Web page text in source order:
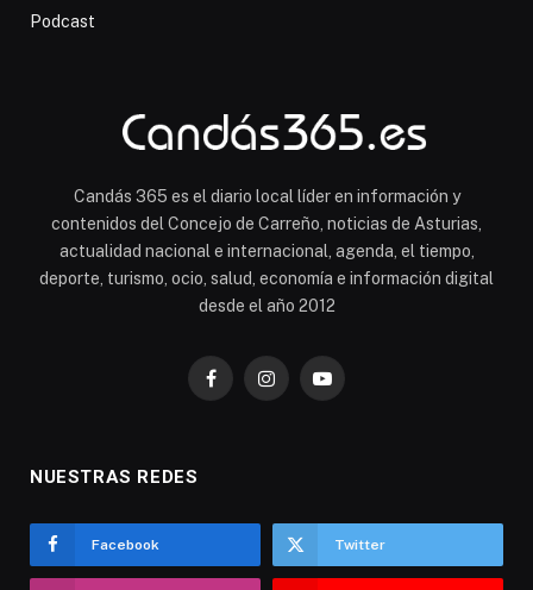
Podcast
Candás 365 es el diario local líder en información y
contenidos del Concejo de Carreño, noticias de Asturias,
actualidad nacional e internacional, agenda, el tiempo,
deporte, turismo, ocio, salud, economía e información digital
desde el año 2012
FacebookInstagramYouTube
NUESTRAS REDES
Facebook Twitter